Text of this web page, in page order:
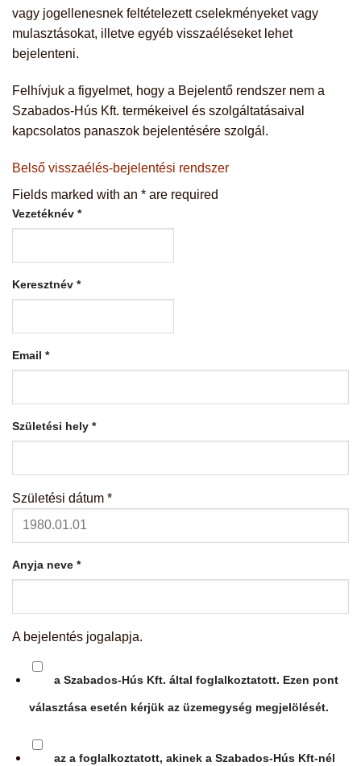
vagy jogellenesnek feltételezett cselekményeket vagy
mulasztásokat, illetve egyéb visszaéléseket lehet
bejelenteni.
Felhívjuk a figyelmet, hogy a Bejelentő rendszer nem a
Szabados-Hús Kft. termékeivel és szolgáltatásaival
kapcsolatos panaszok bejelentésére szolgál.
Belső visszaélés-bejelentési rendszer
Fields marked with an * are required
Vezetéknév *
Keresztnév *
Email *
Születési hely *
Születési dátum *
Anyja neve *
A bejelentés jogalapja.
a Szabados-Hús Kft. által foglalkoztatott. Ezen pont
választása esetén kérjük az üzemegység megjelölését.
az a foglalkoztatott, akinek a Szabados-Hús Kft-nél